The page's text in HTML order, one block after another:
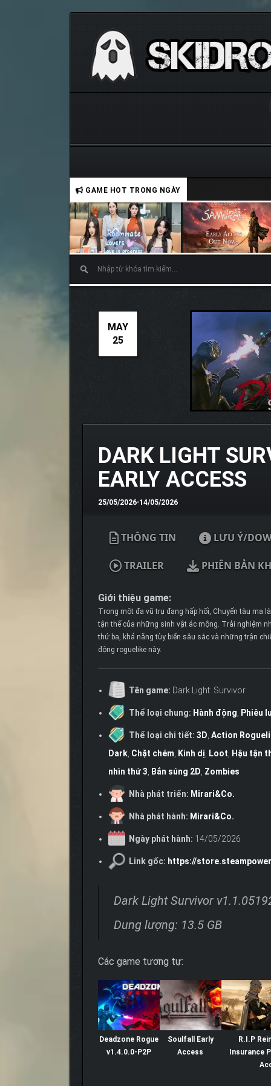
GAME HOT TRONG NGÀY
MAY
25
DARK LIGHT
EARLY ACCESS
25/05/2026•14/05/2026
THÔNG TIN LƯU Ý/
TRAILER PHIÊN BẢN
Giới thiệu game:
Trong một đa vũ trụ đang hấp hối, Chuyến tàu ma
tận thế của những sinh vật ác mộng. Trải nghiệm
thứ ba, khả năng tùy biến sâu sắc và những trận
động roguelike này.
Tên game: Dark Light: Survivor
Thể loại chung: Hành động, Phiêu
Thể loại chi tiết: 3D, Action
Dark, Chặt chém, Kinh dị, Loot, Hậu tận
nhìn thứ 3, Bắn súng 2D, Zombies
Nhà phát triển: Mirari&Co.
Nhà phát hành: Mirari&Co.
Ngày phát hành: 14/05/2026
Link gốc: https://
Dark Light Survivor
Dung lượng: 13.5 GB
Các game tương tự:
Deadzone Rogue
v1.4.0.0-P2P
Soulfall Early
Access
R.I.P
Insurance